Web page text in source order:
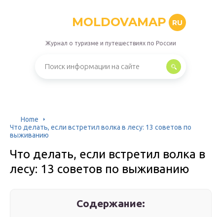
MOLDOVAMAP RU
Журнал о туризме и путешествиях по России
Home
Что делать, если встретил волка в лесу: 13 советов по
выживанию
Что делать, если встретил волка в
лесу: 13 советов по выживанию
Содержание: